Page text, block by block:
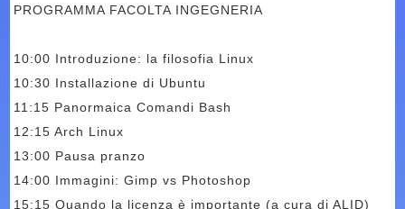
PROGRAMMA FACOLTA INGEGNERIA
10:00 Introduzione: la filosofia Linux
10:30 Installazione di Ubuntu
11:15 Panormaica Comandi Bash
12:15 Arch Linux
13:00 Pausa pranzo
14:00 Immagini: Gimp vs Photoshop
15:15 Quando la licenza è importante (a cura di ALID)